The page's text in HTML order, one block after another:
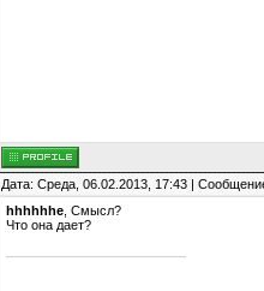
Дата: Среда, 06.02.2013, 17:43 |
hhhhhhe , Смысл?
Что она дает?